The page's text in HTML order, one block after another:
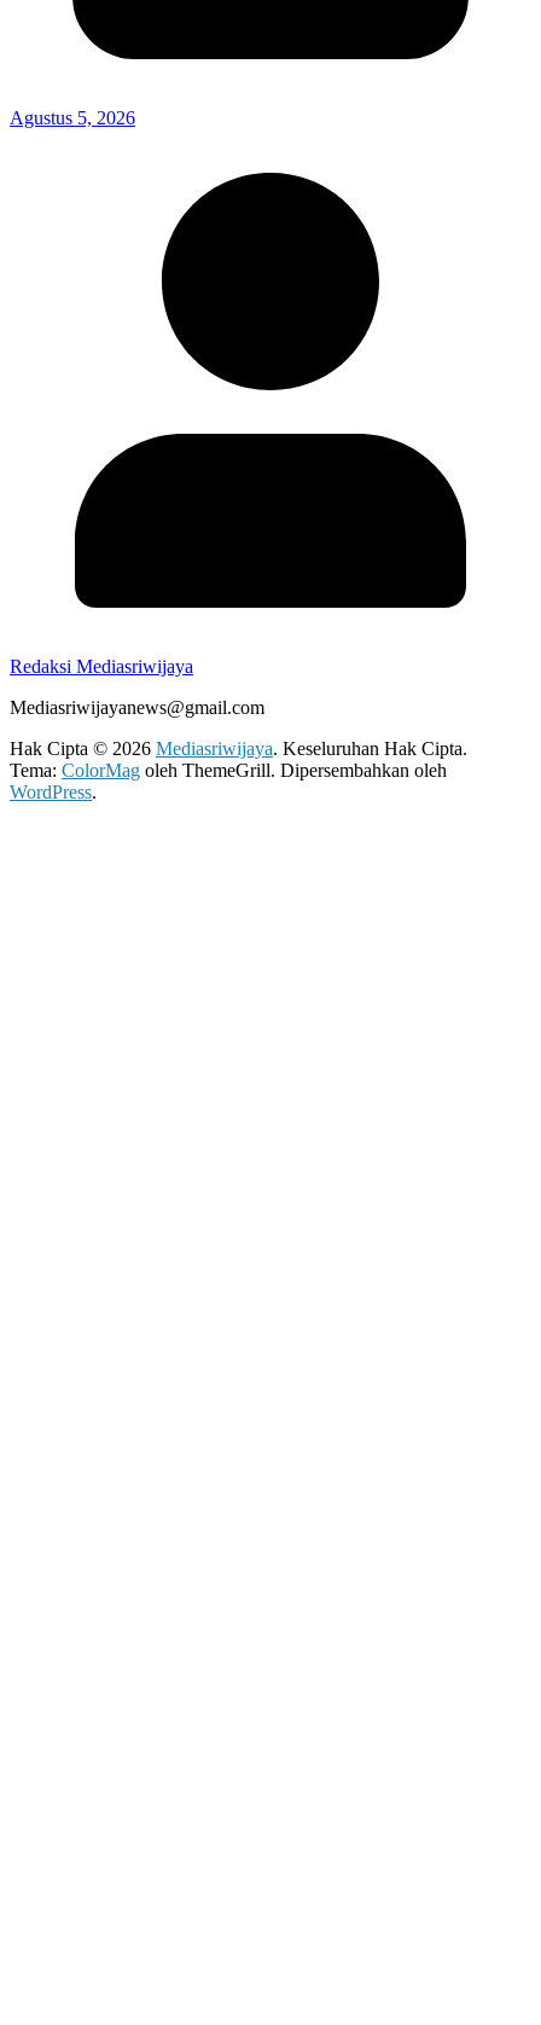
Agustus 5, 2026
Redaksi Mediasriwijaya
Mediasriwijayanews@gmail.com
Hak Cipta © 2026 Mediasriwijaya. Keseluruhan Hak Cipta.
Tema: ColorMag oleh ThemeGrill. Dipersembahkan oleh
WordPress.